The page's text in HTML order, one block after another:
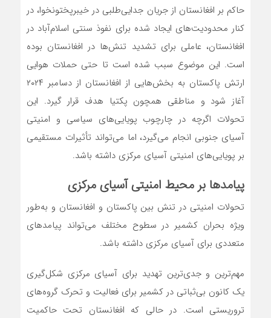
حاکم بر افغانستان از جریان جدایی‌طلبی در خیبرپختونخوا، در
کنار محدودیت‌های ایجاد شده برای نفوذ سنتی اسلام‌آباد در
افغانستان، عاملی برای تشدید تنش‌ها در افغانستان بوده
است. این موضوع سبب شده است تا حتی حملات هوایی
ارتش پاکستان به بخش‌هایی از افغانستان از دسامبر ۲۰۲۴
آغاز شود و مناطقی همچون پکتیا هدف قرار گیرد. این
تحولات اگرچه در چارچوب پویایی‌های سیاسی و امنیتی
آسیای جنوبی انجام می‌گیرد، اما می‌تواند تأثیرات مستقیمی
بر پویایی‌های امنیتی آسیای مرکزی داشته باشد.
پیامدها بر محیط امنیتی آسیای مرکزی
تحولات امنیتی در تنش بین پاکستان و افغانستان و به‌طور
ویژه بحران کشمیر در سطوح مختلف می‌تواند پیامدهای
متعددی برای آسیای مرکزی داشته باشد.
مهم‌ترین و جدی‌ترین تهدید برای آسیای مرکزی شکل‌گیری
یک کانون بی‌ثباتی در کشمیر برای فعالیت و تحرک گروه‌های
تروریستی است. در حالی که افغانستان تحت حاکمیت